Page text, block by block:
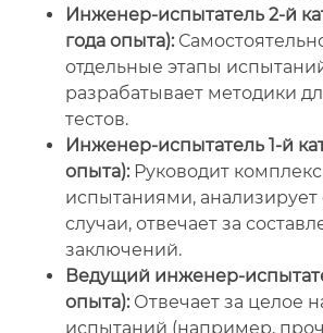
Инженер-испытатель 2-й
года опыта):
отдельные этапы
разрабатывает методики
тестов.
Инженер-испытатель 1-й
опыта):Руководит
испытаниями,
случаи, отвечает за
заключений.
Ведущий инженер-
опыта):Отвечает за целое
испытаний (например,